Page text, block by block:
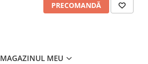
PRECOMANDĂ
MAGAZINUL MEU